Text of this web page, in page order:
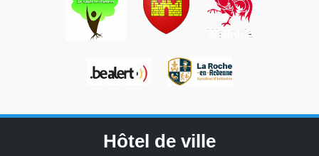
Hôtel de ville